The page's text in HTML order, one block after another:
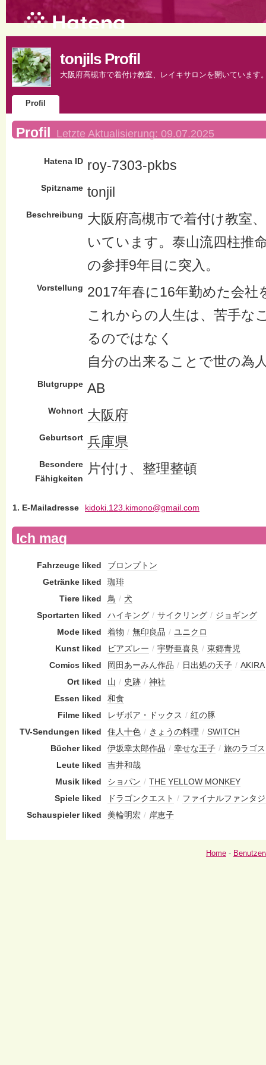
tonjils Profil
大阪府高槻市で着付け教室、レイキサロンを開いていま
Profil
Profil Letzte Aktualisierung: 09.07.2025
Hatena ID roy-7303-pkbs
Spitzname tonjil
Beschreibung 大阪府高槻市で着付け教室
いています。泰山流四柱推
の参拝9年目に突入。
Vorstellung 2017年春に16年勤めた会社
これからの人生は、苦手な
るのではなく
自分の出来ることで世の為
Blutgruppe AB
Wohnort 大阪府
Geburtsort 兵庫県
Besondere
Fähigkeiten
片付け、整理整頓
1. E-Mailadresse kidoki.123.kimono@gmail.com
Ich mag
Fahrzeuge liked
ブロンプトン
Getränke liked
珈琲
Tiere liked
鳥 / 犬
Sportarten liked
ハイキング / サイクリング / ジョギング
Mode liked
着物 / 無印良品 / ユニクロ
Kunst liked
ビアズレー / 宇野亜喜良 / 東郷青児
Comics liked
岡田あーみん作品 / 日出処の天子 / AKIRA
Ort liked
山 / 史跡 / 神社
Essen liked
和食
Filme liked
レザボア・ドックス / 紅の豚
TV-Sendungen liked
住人十色 / きょうの料理 / SWITCH
Bücher liked
伊坂幸太郎作品 / 幸せな王子 / 旅のラゴス
Leute liked
吉井和哉
Musik liked
ショパン / THE YELLOW MONKEY
Spiele liked
ドラゴンクエスト / ファイナルファンタ
Schauspieler liked
美輪明宏 / 岸恵子
Home -